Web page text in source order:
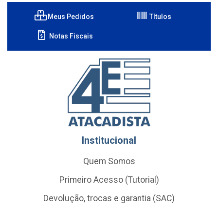
Meus Pedidos Títulos
Notas Fiscais
Institucional
Quem Somos
Primeiro Acesso (Tutorial)
Devolução, trocas e garantia (SAC)